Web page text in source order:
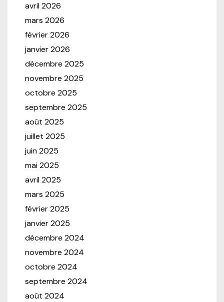
avril 2026
mars 2026
février 2026
janvier 2026
décembre 2025
novembre 2025
octobre 2025
septembre 2025
août 2025
juillet 2025
juin 2025
mai 2025
avril 2025
mars 2025
février 2025
janvier 2025
décembre 2024
novembre 2024
octobre 2024
septembre 2024
août 2024